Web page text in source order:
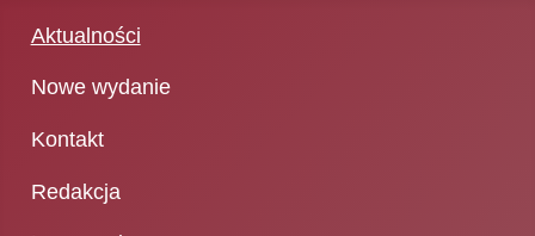
Aktualności
Nowe wydanie
Kontakt
Redakcja